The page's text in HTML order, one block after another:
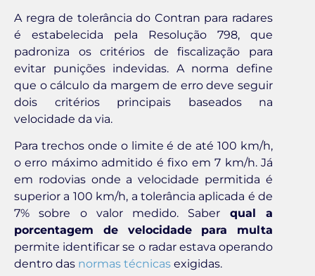
A regra de tolerância do Contran para radares
é estabelecida pela Resolução 798, que
padroniza os critérios de fiscalização para
evitar punições indevidas. A norma define
que o cálculo da margem de erro deve seguir
dois critérios principais baseados na
velocidade da via.
Para trechos onde o limite é de até 100 km/h,
o erro máximo admitido é fixo em 7 km/h. Já
em rodovias onde a velocidade permitida é
superior a 100 km/h, a tolerância aplicada é de
7% sobre o valor medido. Saber qual a
porcentagem de velocidade para multa
permite identificar se o radar estava operando
dentro das normas técnicas exigidas.